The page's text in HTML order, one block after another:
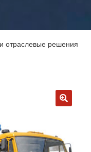
отраслевые решения